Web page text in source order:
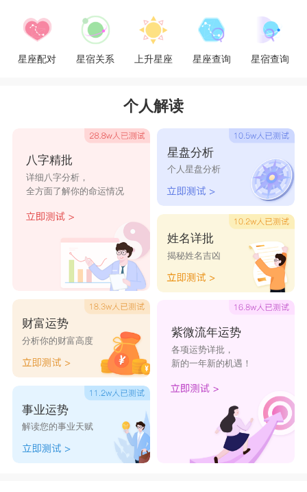
围的人为之动容，为之感动，他们的爱情坚定不移，也容
易收获自己最理想，最满意的结果。金牛的专情是到了海
星座乐原创文章，转载需注明出处
星座配对 星宿关系 上升星座 星座查询 星宿查询
个人解读
八字精批
详细八字分析，
全方面了解你的命运情况
财富运势
分析你的财富高度
事业运势
解读您的事业天赋
星盘分析
个人星盘分析
姓名详批
揭秘姓名吉凶
紫微流年运势
各项运势详批，
新的一年新的机遇！